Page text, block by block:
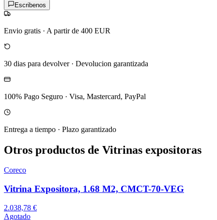
Escribenos
Envio gratis · A partir de 400 EUR
30 dias para devolver· Devolucion garantizada
100% Pago Seguro · Visa, Mastercard, PayPal
Entrega a tiempo · Plazo garantizado
Otros productos de Vitrinas expositoras
Coreco
Vitrina Expositora, 1.68 M2, CMCT-70-VEG
2.038,78 €
Agotado